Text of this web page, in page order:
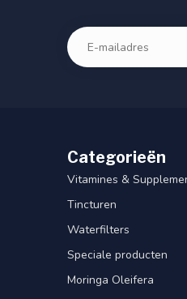
Categorieën
Vitamines &
Tincturen
Waterfilters
Speciale producten
Moringa Oleifera